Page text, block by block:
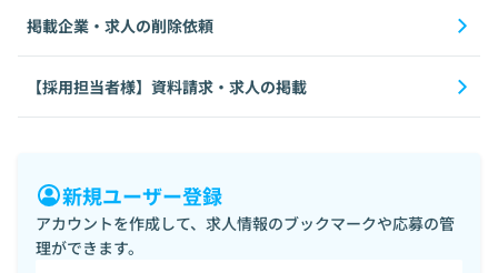
掲載企業・求人の削除依頼
【採用担当者様】資料請求・求人の掲載
新規ユーザー登録
アカウントを作成して、求人情報のブックマークや応募の管
理ができます。